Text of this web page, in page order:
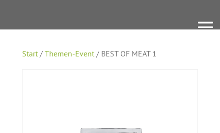
Start/ Themen-Event/ BEST OF MEAT 1